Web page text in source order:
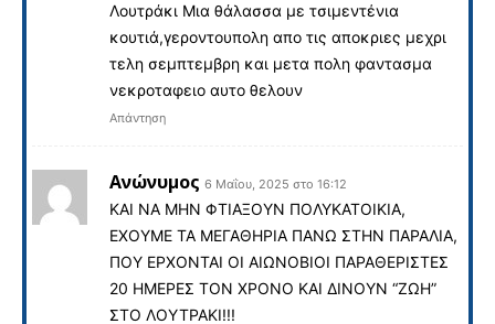
Λουτράκι Μια θάλασσα με τσιμεντένια
κουτιά,γεροντουπολη απο τις αποκριες μεχρι
τελη σεμπτεμβρη και μετα πολη φαντασμα
νεκροταφειο αυτο θελουν
Απάντηση
Ανώνυμος 6 Μαΐου, 2025 στο 16:12
ΚΑΙ ΝΑ ΜΗΝ ΦΤΙΑΞΟΥΝ ΠΟΛΥΚΑΤΟΙΚΙΑ,
ΕΧΟΥΜΕ ΤΑ ΜΕΓΑΘΗΡΙΑ ΠΑΝΩ ΣΤΗΝ ΠΑΡΑΛΙΑ,
ΠΟΥ ΕΡΧΟΝΤΑΙ ΟΙ ΑΙΩΝΟΒΙΟΙ ΠΑΡΑΘΕΡΙΣΤΕΣ
20 ΗΜΕΡΕΣ ΤΟΝ ΧΡΟΝΟ ΚΑΙ ΔΙΝΟΥΝ “ΖΩΗ”
ΣΤΟ ΛΟΥΤΡΑΚΙ!!!